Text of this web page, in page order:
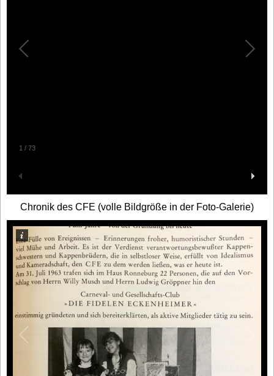
1 / 73
Chronik des CFE (volle Bildgröße in der Foto-Galerie)